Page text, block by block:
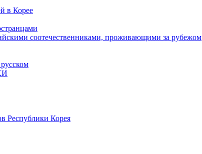
в Корее
соотечественниками, проживающими за рубежом
Республики Корея